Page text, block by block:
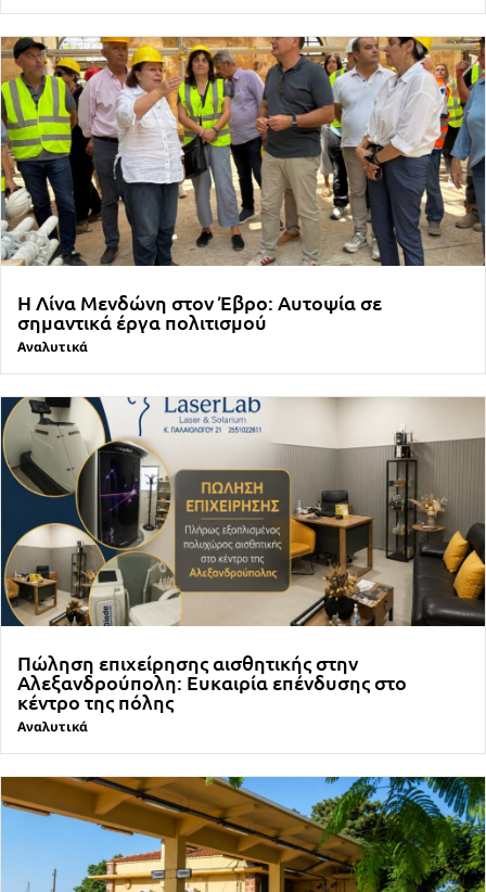
Η Λίνα Μενδώνη στον Έβρο: Αυτοψία σε
σημαντικά έργα πολιτισμού
Αναλυτικά
Πώληση επιχείρησης αισθητικής στην
Αλεξανδρούπολη: Ευκαιρία επένδυσης στο
κέντρο της πόλης
Αναλυτικά